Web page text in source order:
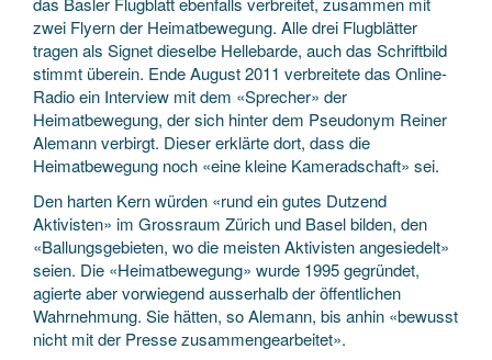
zwei Flyern der Heimatbewegung. Alle drei Flugblätter
tragen als Signet dieselbe Hellebarde, auch das Schriftbild
stimmt überein. Ende August 2011 verbreitete das Online-
Radio ein Interview mit dem «Sprecher» der
Heimatbewegung, der sich hinter dem Pseudonym Reiner
Alemann verbirgt. Dieser erklärte dort, dass die
Heimatbewegung noch «eine kleine Kameradschaft» sei.
Den harten Kern würden «rund ein gutes Dutzend
Aktivisten» im Grossraum Zürich und Basel bilden, den
«Ballungsgebieten, wo die meisten Aktivisten angesiedelt»
seien. Die «Heimatbewegung» wurde 1995 gegründet,
agierte aber vorwiegend ausserhalb der öffentlichen
Wahrnehmung. Sie hätten, so Alemann, bis anhin «bewusst
nicht mit der Presse zusammengearbeitet».